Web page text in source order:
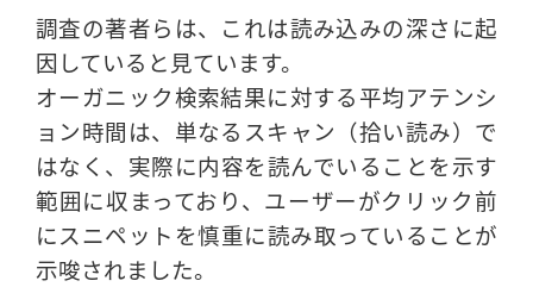
調査の著者らは、これは読み込みの深さに起
因していると見ています。
オーガニック検索結果に対する平均アテンシ
ョン時間は、単なるスキャン（拾い読み）で
はなく、実際に内容を読んでいることを示す
範囲に収まっており、ユーザーがクリック前
にスニペットを慎重に読み取っていることが
示唆されました。